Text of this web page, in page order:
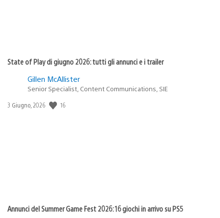
State of Play di giugno 2026: tutti gli annunci e i trailer
Gillen McAllister
Senior Specialist, Content Communications, SIE
Data
3 Giugno, 2026 16
Annunci del Summer Game Fest 2026: 16 giochi in arrivo su PS5